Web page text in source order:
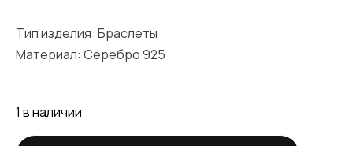
Тип изделия: Браслеты
Материал: Серебро 925
1 в наличии